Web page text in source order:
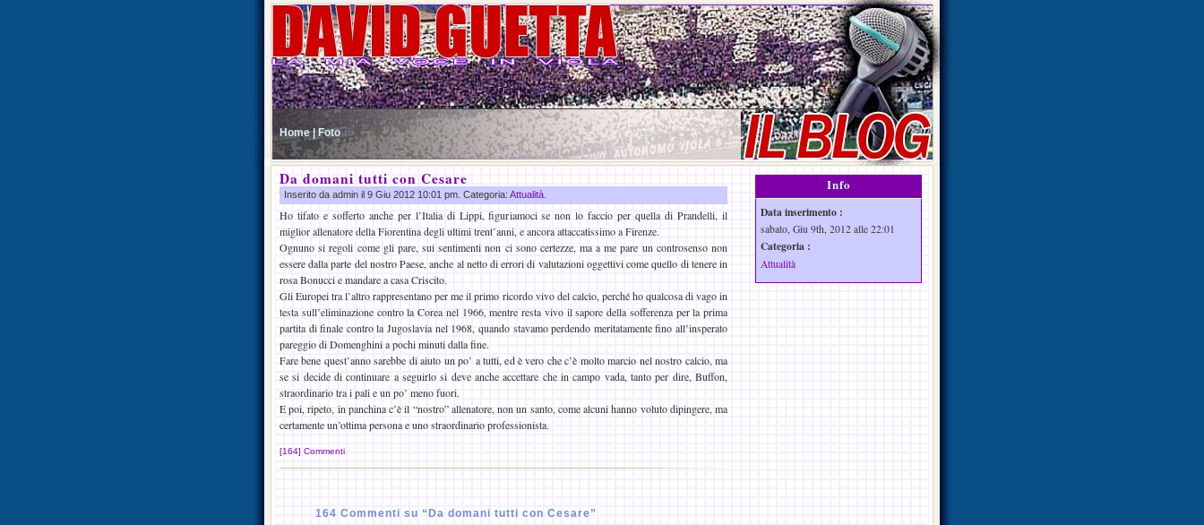
Home | Foto
Da domani tutti con Cesare
Inserito da admin il 9 Giu 2012 10:01 pm. Categoria: Attualità
Ho tifato e sofferto anche per l’Italia di Lippi, figuriamoci se non lo faccio per quella di Prandelli, il
miglior allenatore della Fiorentina degli ultimi trent’anni, e ancora attaccatissimo a Firenze.
Ognuno si regoli come gli pare, sui sentimenti non ci sono certezze, ma a me pare un controsenso non
essere dalla parte del nostro Paese, anche al netto di errori di valutazioni oggettivi come quello di tenere in
rosa Bonucci e mandare a casa Criscito.
Gli Europei tra l’altro rappresentano per me il primo ricordo vivo del calcio, perché ho qualcosa di vago in
testa sull’eliminazione contro la Corea nel 1966, mentre resta vivo il sapore della sofferenza per la prima
partita di finale contro la Jugoslavia nel 1968, quando stavamo perdendo meritatamente fino all’insperato
pareggio di Domenghini a pochi minuti dalla fine.
Fare bene quest’anno sarebbe di aiuto un po’ a tutti, ed è vero che c’è molto marcio nel nostro calcio, ma
se si decide di continuare a seguirlo si deve anche accettare che in campo vada, tanto per dire, Buffon,
straordinario tra i pali e un po’ meno fuori.
E poi, ripeto, in panchina c’è il “nostro” allenatore, non un santo, come alcuni hanno voluto dipingere, ma
certamente un’ottima persona e uno straordinario professionista.
[164] Commenti
164 Commenti su “Da domani tutti con Cesare”
Info
Data inserimento :
sabato, Giu 9th, 2012 alle 22:01
Categoria :
Attualità